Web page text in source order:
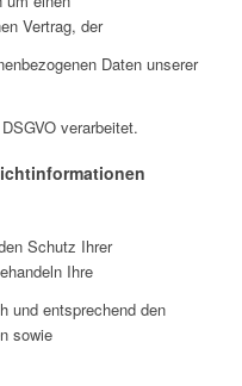
Vertrag, der
Daten unserer
verarbeitet.
Schutz Ihrer
Ihre
und entsprechend den
sowie